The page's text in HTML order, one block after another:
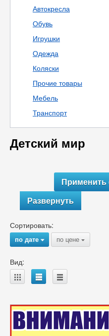
Автокресла
Обувь
Игрушки
Одежда
Коляски
Прочие товары
Мебель
Транспорт
Детский мир
Развернуть
Сортировать:
по дате{ по цене {
Вид:
A B C